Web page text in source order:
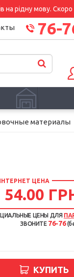
рідну мову. Скоро
76-
материалы
ЦЕНА
54.00
ЦЕНЫ ДЛЯ
ЗВОНИТЕ 76-76
КУПИТЬ